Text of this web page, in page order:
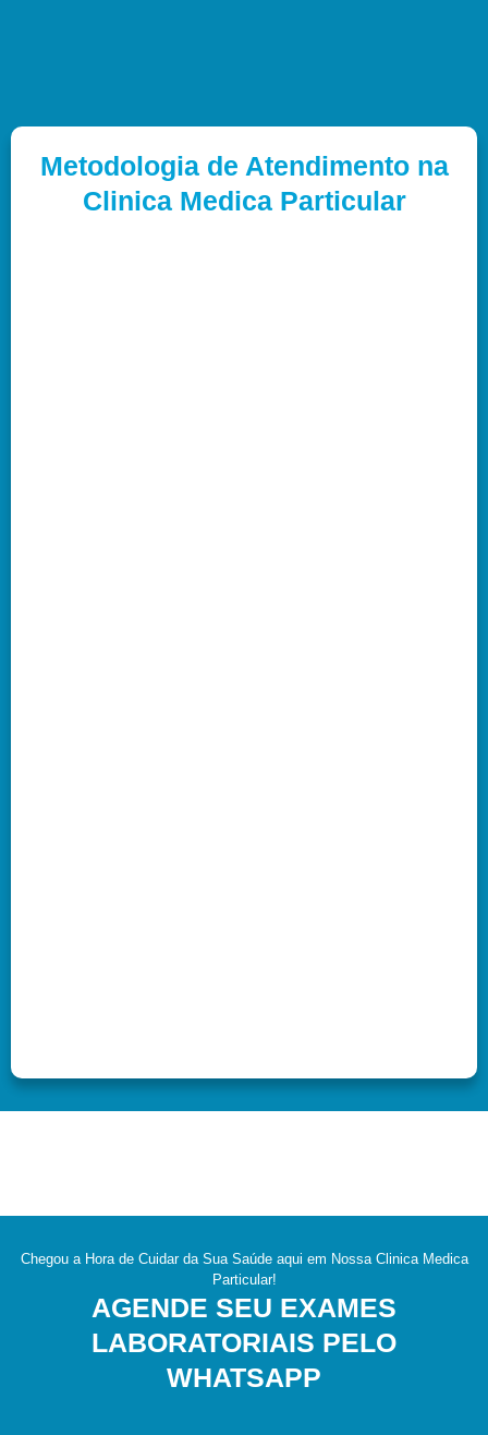
Metodologia de Atendimento na
Clinica Medica Particular
Chegou a Hora de Cuidar da Sua Saúde aqui em Nossa Clinica Medica
Particular!
AGENDE SEU EXAMES
LABORATORIAIS PELO
WHATSAPP